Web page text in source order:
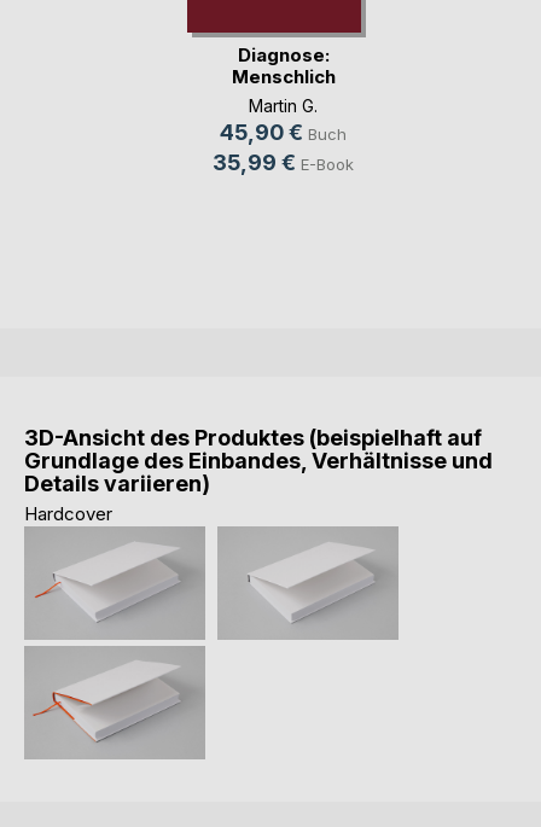
Diagnose:
Menschlich
Martin G.
45,90 € Buch
35,99 € E-Book
3D-Ansicht des Produktes (beispielhaft auf
Grundlage des Einbandes, Verhältnisse und
Details variieren)
Hardcover